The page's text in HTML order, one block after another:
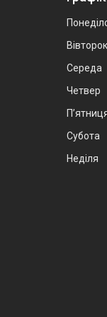
Вівторок
Середа
Четвер
Субота
Неділя